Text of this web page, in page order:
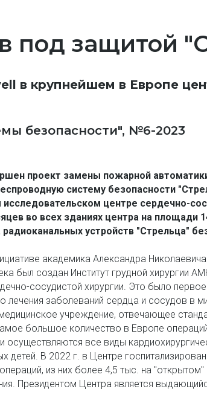
под защитой
в крупнейшем в Европе
безопасности", №6-2023
проект замены пожарной
систему безопасности
центре сердечно-
во всех зданиях центра на площади
устройств "Стрельца"
академика Александра
был создан Институт грудной хирургии
сосудистой хирургии. Это было
лечения заболеваний сердца и сосудов в
учреждение, отвечающее
большое количество в Европе
и осуществляются все виды
детей. В 2022 г. в Центре
из них более 4,5 тыс. на
Президентом Центра является